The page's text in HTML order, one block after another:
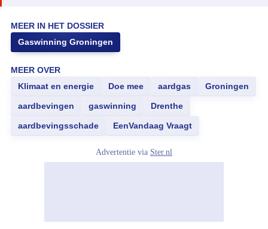
MEER IN HET DOSSIER
Gaswinning Groningen
MEER OVER
Klimaat en energie
Doe mee aardgas Groningen
aardbevingen gaswinning Drenthe
aardbevingsschade EenVandaag Vraagt
Advertentie via Ster.nl